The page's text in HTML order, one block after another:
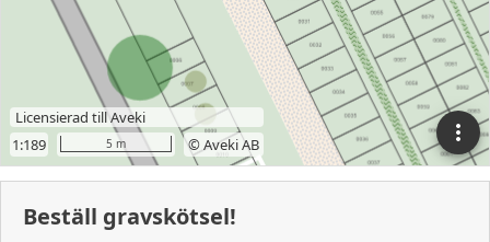
Beställ gravskötsel!